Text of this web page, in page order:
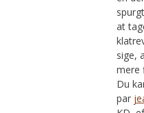
at
sige,
mere
Du
par